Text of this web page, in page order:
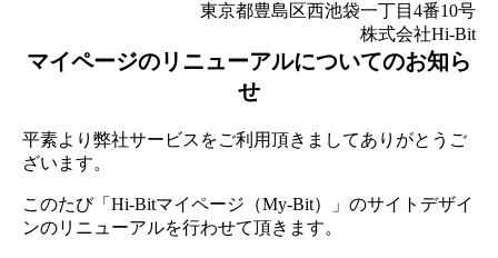
東京都豊島区西池袋一丁目4番10号
株式会社Hi-Bit
マイページのリニューアルについてのお知ら
せ
平素より弊社サービスをご利用頂きましてありがとうご
ざいます。
このたび「Hi-Bitマイページ（My-Bit）」のサイトデザイ
ンのリニューアルを行わせて頂きます。